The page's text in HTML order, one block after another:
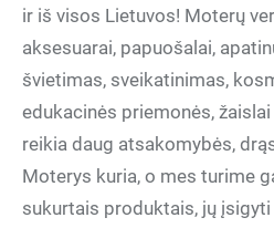
ir iš visos Lietuvos! Moterų
aksesuarai, papuošalai,
švietimas, sveikatinimas,
edukacinės priemonės,
reikia daug atsakomybės,
Moterys kuria, o mes turime
sukurtais produktais, jų